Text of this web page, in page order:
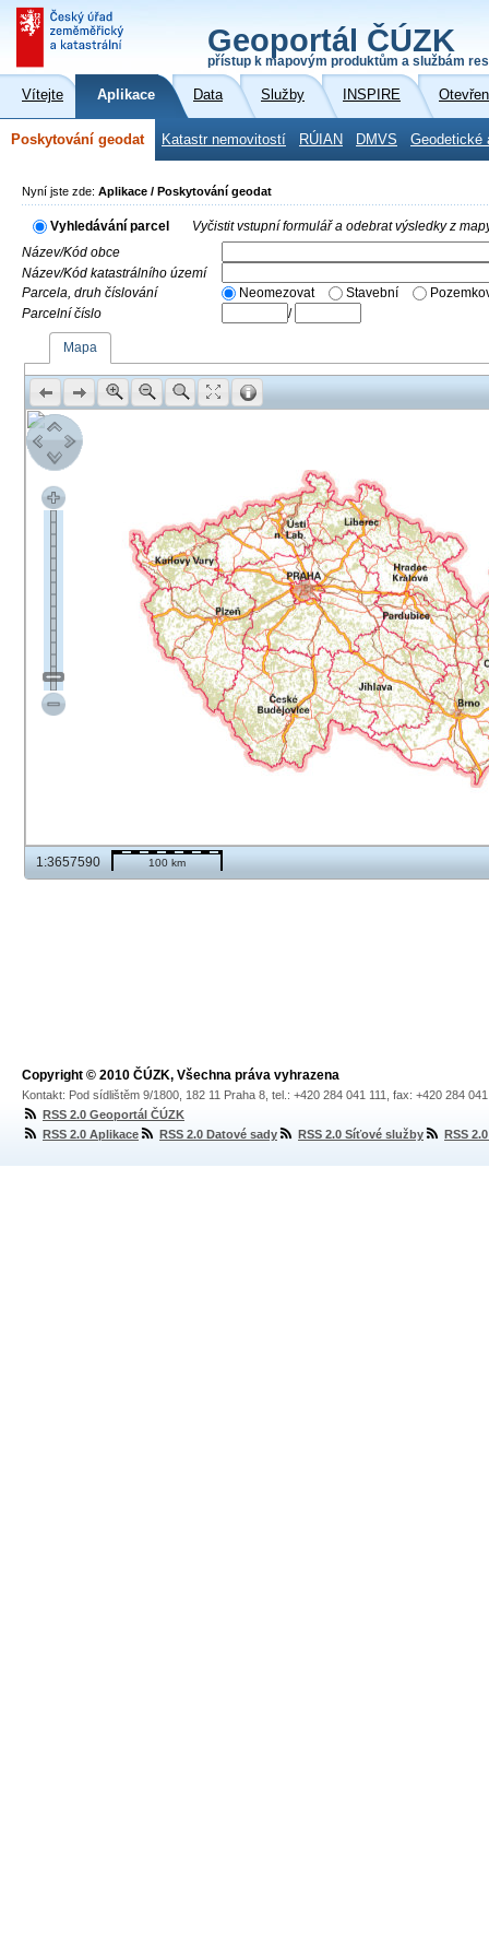
Geoportál ČÚZK
přístup k mapovým produktům a službám
Vítejte Aplikace Data Služby INSPIRE
Poskytování geodat Katastr nemovitostí RÚIAN DMVS Geodetické
Nyní jste zde: Aplikace / Poskytování geodat
Vyhledávání parcel
Vyčistit vstupní formulář a odebrat výsledky z
Název/Kód obce
Název/Kód katastrálního území
Parcela, druh číslování
Neomezovat Stavební
Parcelní číslo
/
Mapa
1:3657590 100 km
Copyright © 2010 ČÚZK, Všechna práva vyhrazena
Kontakt: Pod sídlištěm 9/1800, 182 11 Praha 8, tel.: +420 284 041 111, fax: +420 284
RSS 2.0 Geoportál ČÚZK
RSS 2.0 Aplikace
RSS 2.0 Datové sady RSS 2.0 Síťové služby RSS